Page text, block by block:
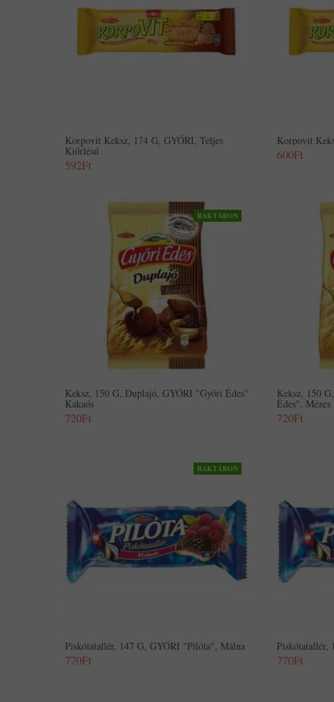
Korpovit Keksz, 174 G, GYŐRI, Teljes
Kiőrlésű
592Ft
Korpovit
600Ft
RAKTÁRON
Keksz, 150 G, Duplajó, GYŐRI "Győri Édes"
Kakaós
720Ft
Keksz, 150
Édes", Mézes
720Ft
RAKTÁRON
Piskótatallér, 147 G, GYŐRI "Pilóta", Málna
770Ft
Piskótatallér,
770Ft